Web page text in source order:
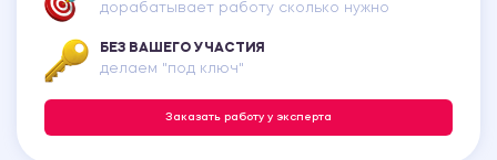
дорабатывает работу сколько нужно
БЕЗ ВАШЕГО УЧАСТИЯ
делаем "под ключ"
Заказать работу у эксперта